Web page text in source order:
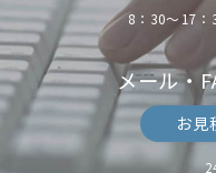
8：30～17
メール・
お見